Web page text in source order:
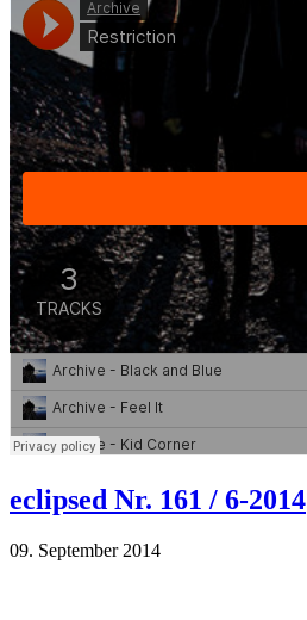
eclipsed Nr. 161 / 6-2014
09. September 2014